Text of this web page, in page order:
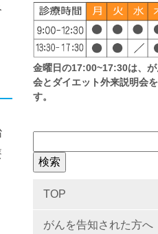
金曜日の17:00~17:30は、が
会とダイエット外来説明会
す。
TOP
がんを告知された方へ